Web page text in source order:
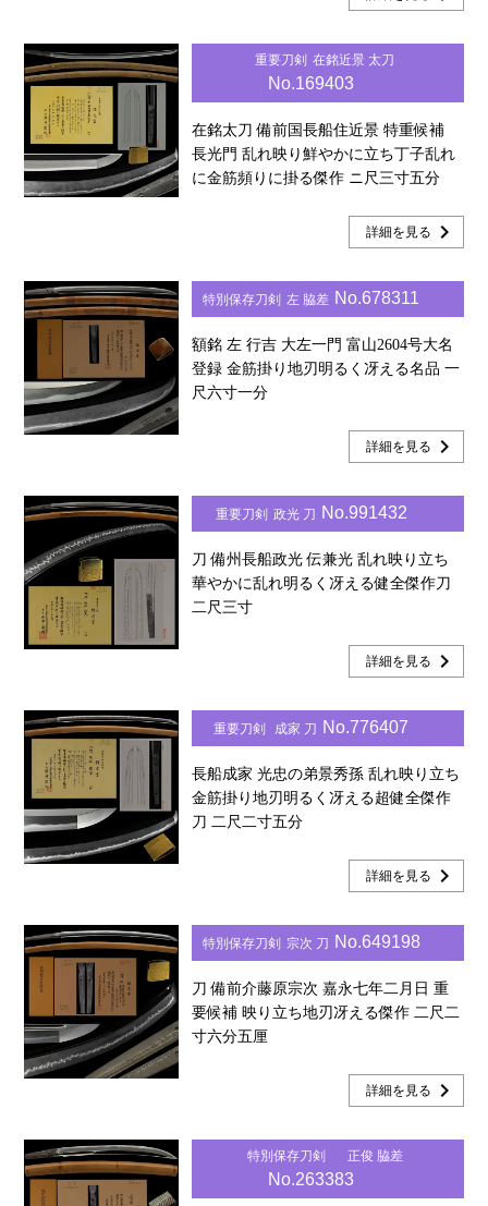
重要刀剣 在銘近景 太刀
No.169403
在銘太刀 備前国長船住近景 特重候補
長光門 乱れ映り鮮やかに立ち丁子乱れ
に金筋頻りに掛る傑作 ニ尺三寸五分
詳細を見る chevron_right
特別保存刀剣 左 脇差 No.678311
額銘 左 行吉 大左一門 富山2604号大名
登録 金筋掛り地刃明るく冴える名品 一
尺六寸一分
詳細を見る chevron_right
重要刀剣 政光 刀 No.991432
刀 備州長船政光 伝兼光 乱れ映り立ち
華やかに乱れ明るく冴える健全傑作刀
二尺三寸
詳細を見る chevron_right
重要刀剣 成家 刀 No.776407
長船成家 光忠の弟景秀孫 乱れ映り立ち
金筋掛り地刃明るく冴える超健全傑作
刀 二尺二寸五分
詳細を見る chevron_right
特別保存刀剣 宗次 刀 No.649198
刀 備前介藤原宗次 嘉永七年二月日 重
要候補 映り立ち地刃冴える傑作 二尺二
寸六分五厘
詳細を見る chevron_right
特別保存刀剣 正俊 脇差
No.263383